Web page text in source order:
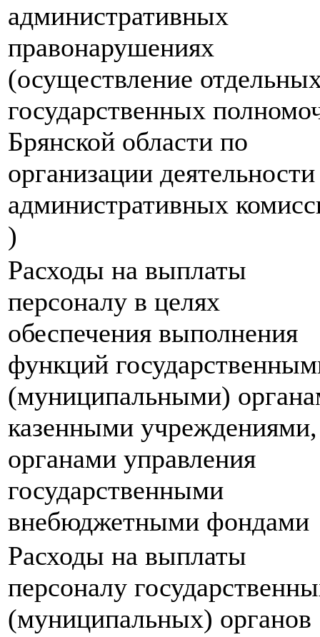
административных
правонарушениях
(осуществление
государственных
Брянской области по
организации деятельности
административных
)
Расходы на выплаты
персоналу в целях
обеспечения выполнения
функций
(муниципальными)
казенными учреждениями,
органами управления
государственными
внебюджетными фондами
Расходы на выплаты
персоналу
(муниципальных) органов